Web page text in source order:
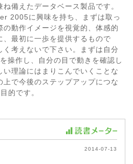
備えたデータベース製品です。
2005に興味を持ち、まずは取っ
動作イメージを視覚的、体感的
、最初に一歩を提供するもので
考えないで下さい。まずは自分
操作し、自分の目で動きを確認し
い理論にはまりこんでいくことな
上で今後のステップアップにつな
的です。
2014-07-13